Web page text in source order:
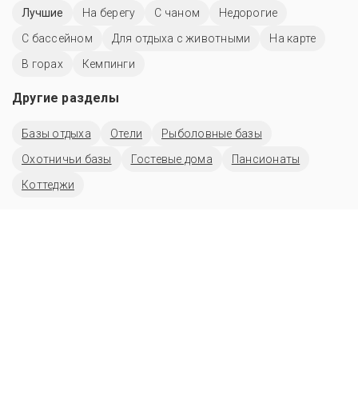
Лучшие На берегу С чаном
Недорогие
С бассейном
Для отдыха с животными
На карте
В горах
Кемпинги
Другие разделы
Базы отдыха Отели
Рыболовные базы
Охотничьи базы
Гостевые дома
Пансионаты
Коттеджи